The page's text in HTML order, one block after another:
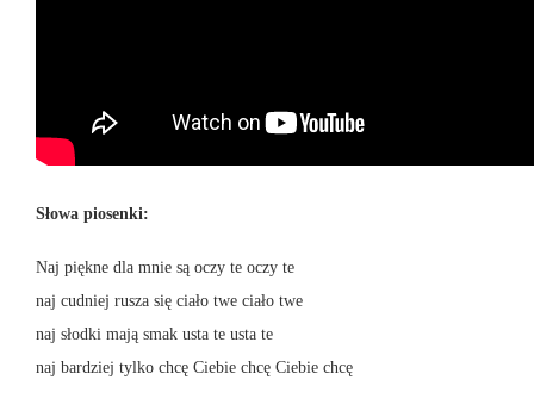
Słowa piosenki:
Naj piękne dla mnie są oczy te oczy te
naj cudniej rusza się ciało twe ciało twe
naj słodki mają smak usta te usta te
naj bardziej tylko chcę Ciebie chcę Ciebie chcę